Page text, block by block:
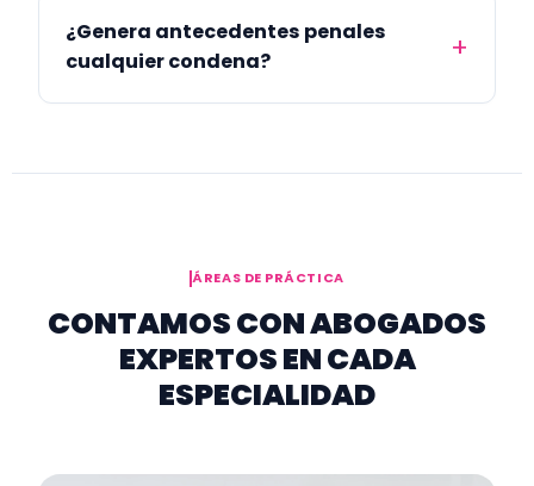
¿Genera antecedentes penales
cualquier condena?
ÁREAS DE PRÁCTICA
CONTAMOS CON ABOGADOS
EXPERTOS EN CADA
ESPECIALIDAD